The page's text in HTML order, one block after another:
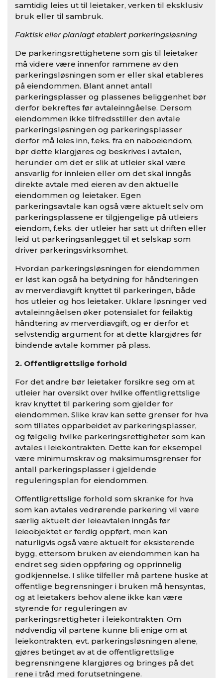
samtidig leies ut til leietaker, verken til eksklusiv
bruk eller til sambruk.
Faktisk eller planlagt etablert parkeringsløsning
De parkeringsrettighetene som gis til leietaker
må videre være innenfor rammene av den
parkeringsløsningen som er eller skal etableres
på eiendommen. Blant annet antall
parkeringsplasser og plassenes beliggenhet bør
derfor bekreftes før avtaleinngåelse. Dersom
eiendommen ikke tilfredsstiller den avtale
parkeringsløsningen og parkeringsplasser
derfor må leies inn, f.eks. fra en naboeiendom,
bør dette klargjøres og beskrives i avtalen,
herunder om det er slik at utleier skal være
ansvarlig for innleien eller om det skal inngås
direkte avtale med eieren av den aktuelle
eiendommen og leietaker. Egen
parkeringsavtale kan også være aktuelt selv om
parkeringsplassene er tilgjengelige på utleiers
eiendom, f.eks. der utleier har satt ut driften eller
leid ut parkeringsanlegget til et selskap som
driver parkeringsvirksomhet.
Hvordan parkeringsløsningen for eiendommen
er løst kan også ha betydning for håndteringen
av merverdiavgift knyttet til parkeringen, både
hos utleier og hos leietaker. Uklare løsninger ved
avtaleinngåelsen øker potensialet for feilaktig
håndtering av merverdiavgift, og er derfor et
selvstendig argument for at dette klargjøres før
bindende avtale kommer på plass.
2. Offentligrettslige forhold
For det andre bør leietaker forsikre seg om at
utleier har oversikt over hvilke offentligrettslige
krav knyttet til parkering som gjelder for
eiendommen. Slike krav kan sette grenser for hva
som tillates opparbeidet av parkeringsplasser,
og følgelig hvilke parkeringsrettigheter som kan
avtales i leiekontrakten. Dette kan for eksempel
være minimumskrav og maksimumsgrenser for
antall parkeringsplasser i gjeldende
reguleringsplan for eiendommen.
Offentligrettslige forhold som skranke for hva
som kan avtales vedrørende parkering vil være
særlig aktuelt der leieavtalen inngås før
leieobjektet er ferdig oppført, men kan
naturligvis også være aktuelt for eksisterende
bygg, ettersom bruken av eiendommen kan ha
endret seg siden oppføring og opprinnelig
godkjennelse. I slike tilfeller må partene huske at
offentlige begrensninger i bruken må hensyntas,
og at leietakers behov alene ikke kan være
styrende for reguleringen av
parkeringsrettigheter i leiekontrakten. Om
nødvendig vil partene kunne bli enige om at
leiekontrakten, evt. parkeringsløsningen alene,
gjøres betinget av at de offentligrettslige
begrensningene klargjøres og bringes på det
rene i tråd med forutsetningene.